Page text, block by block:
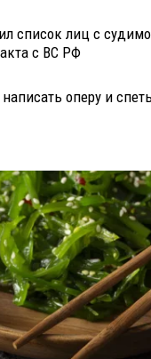
список лиц с
с ВС РФ
оперу и